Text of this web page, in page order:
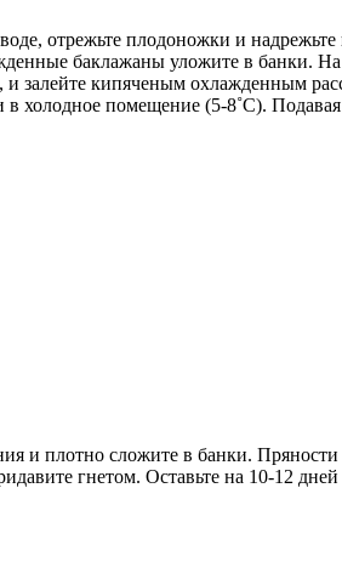
отрежьте плодоножки и
баклажаны уложите в банки.
залейте кипяченым охлажденным
холодное помещение (5-8˚С).
и плотно сложите в банки.
гнетом. Оставьте на 10-12